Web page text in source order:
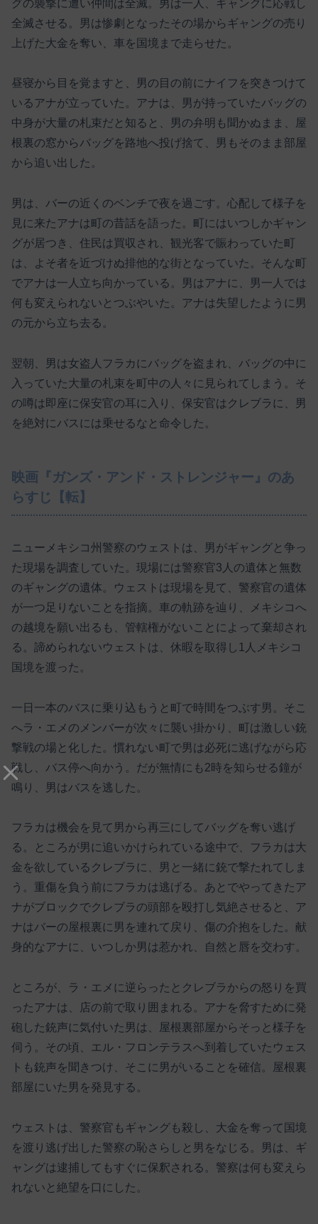
グの襲撃に遭い仲間は全滅。男は一人、ギャングに応戦し
全滅させる。男は惨劇となったその場からギャングの売り
上げた大金を奪い、車を国境まで走らせた。
昼寝から目を覚ますと、男の目の前にナイフを突きつけて
いるアナが立っていた。アナは、男が持っていたバッグの
中身が大量の札束だと知ると、男の弁明も聞かぬまま、屋
根裏の窓からバッグを路地へ投げ捨て、男もそのまま部屋
から追い出した。
男は、バーの近くのベンチで夜を過ごす。心配して様子を
見に来たアナは町の昔話を語った。町にはいつしかギャン
グが居つき、住民は買収され、観光客で賑わっていた町
は、よそ者を近づけぬ排他的な街となっていた。そんな町
でアナは一人立ち向かっている。男はアナに、男一人では
何も変えられないとつぶやいた。アナは失望したように男
の元から立ち去る。
翌朝、男は女盗人フラカにバッグを盗まれ、バッグの中に
入っていた大量の札束を町中の人々に見られてしまう。そ
の噂は即座に保安官の耳に入り、保安官はクレブラに、男
を絶対にバスには乗せるなと命令した。
映画『ガンズ・アンド・ストレンジャー』のあ
らすじ【転】
ニューメキシコ州警察のウェストは、男がギャングと争っ
た現場を調査していた。現場には警察官3人の遺体と無数
のギャングの遺体。ウェストは現場を見て、警察官の遺体
が一つ足りないことを指摘。車の軌跡を辿り、メキシコへ
の越境を願い出るも、管轄権がないことによって棄却され
る。諦められないウェストは、休暇を取得し1人メキシコ
国境を渡った。
一日一本のバスに乗り込もうと町で時間をつぶす男。そこ
へラ・エメのメンバーが次々に襲い掛かり、町は激しい銃
撃戦の場と化した。慣れない町で男は必死に逃げながら応
戦し、バス停へ向かう。だが無情にも2時を知らせる鐘が
鳴り、男はバスを逃した。
フラカは機会を見て男から再三にしてバッグを奪い逃げ
る。ところが男に追いかけられている途中で、フラカは大
金を欲しているクレブラに、男と一緒に銃で撃たれてしま
う。重傷を負う前にフラカは逃げる。あとでやってきたア
ナがブロックでクレブラの頭部を殴打し気絶させると、ア
ナはバーの屋根裏に男を連れて戻り、傷の介抱をした。献
身的なアナに、いつしか男は惹かれ、自然と唇を交わす。
ところが、ラ・エメに逆らったとクレブラからの怒りを買
ったアナは、店の前で取り囲まれる。アナを脅すために発
砲した銃声に気付いた男は、屋根裏部屋からそっと様子を
伺う。その頃、エル・フロンテラスへ到着していたウェス
トも銃声を聞きつけ、そこに男がいることを確信。屋根裏
部屋にいた男を発見する。
ウェストは、警察官もギャングも殺し、大金を奪って国境
を渡り逃げ出した警察の恥さらしと男をなじる。男は、ギ
ャングは逮捕してもすぐに保釈される。警察は何も変えら
れないと絶望を口にした。